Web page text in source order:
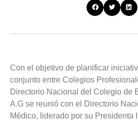
Con el objetivo de planificar
conjunto entre Colegios
Directorio Nacional del Colegio de
A.G se reunió con el Directorio
Médico, liderado por su Presidenta